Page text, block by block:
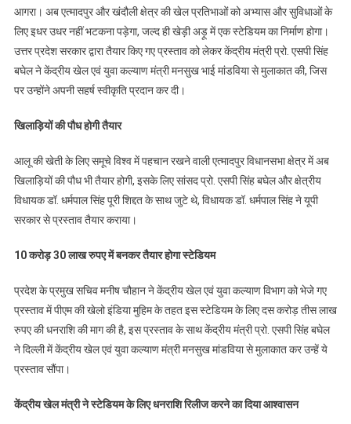
प्रस्ताव
सहर्ष
सहमति
दी
आगरा। अब एत्मादपुर और खंदौली क्षेत्र की खेल प्रतिभाओं को अभ्यास और सुविधाओं के
लिए इधर उधर नहीं भटकना पड़ेगा, जल्द ही खेड़ी अड़ू में एक स्टेडियम का निर्माण होगा।
उत्तर प्रदेश सरकार द्वारा तैयार किए गए प्रस्ताव को लेकर केंद्रीय मंत्री प्रो. एसपी सिंह
बघेल ने केंद्रीय खेल एवं युवा कल्याण मंत्री मनसुख भाई मांडविया से मुलाकात की, जिस
पर उन्होंने अपनी सहर्ष स्वीकृति प्रदान कर दी।
खिलाड़ियों की पौध होगी तैयार
आलू की खेती के लिए समूचे विश्व में पहचान रखने वाली एत्मादपुर विधानसभा क्षेत्र में अब
खिलाड़ियों की पौध भी तैयार होगी, इसके लिए सांसद प्रो. एसपी सिंह बघेल और क्षेत्रीय
विधायक डॉ. धर्मपाल सिंह पूरी शिद्दत के साथ जुटे थे, विधायक डॉ. धर्मपाल सिंह ने यूपी
सरकार से प्रस्ताव तैयार कराया।
10 करोड़ 30 लाख रुपए में बनकर तैयार होगा स्टेडियम
प्रदेश के प्रमुख सचिव मनीष चौहान ने केंद्रीय खेल एवं युवा कल्याण विभाग को भेजे गए
प्रस्ताव में पीएम की खेलो इंडिया मुहिम के तहत इस स्टेडियम के लिए दस करोड़ तीस लाख
रुपए की धनराशि की माग की है, इस प्रस्ताव के साथ केंद्रीय मंत्री प्रो. एसपी सिंह बघेल
ने दिल्ली में केंद्रीय खेल एवं युवा कल्याण मंत्री मनसुख मांडविया से मुलाकात कर उन्हें ये
प्रस्ताव सौंपा।
केंद्रीय खेल मंत्री ने स्टेडियम के लिए धनराशि रिलीज करने का दिया आश्वासन